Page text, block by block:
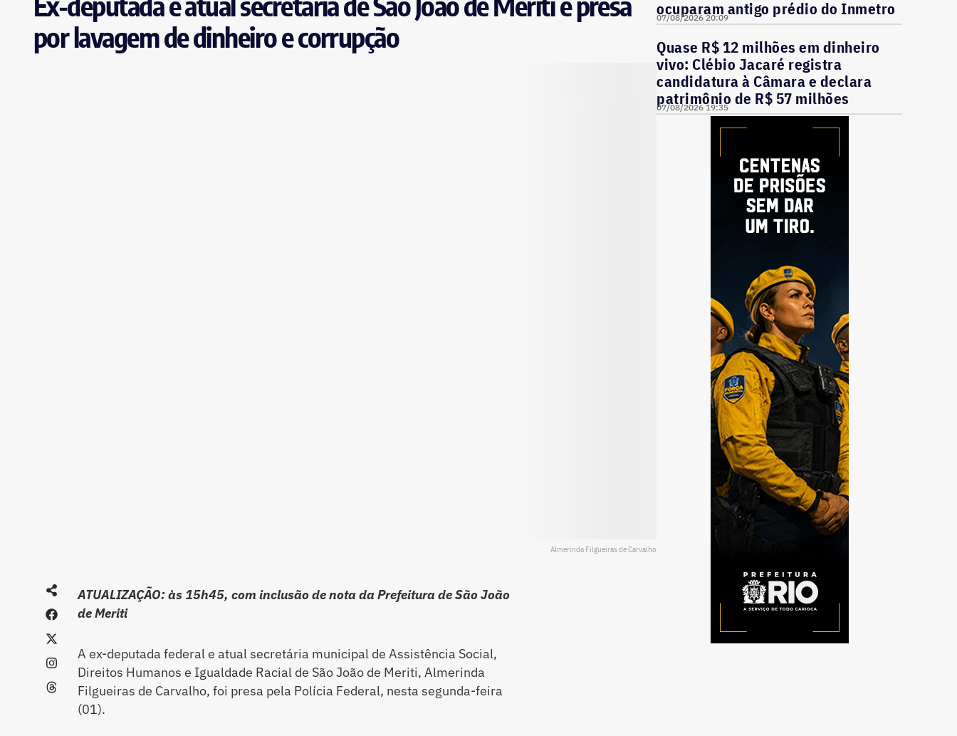
por lavagem de dinheiro e corrupção
Almerinda Filgueiras de Carvalho
ATUALIZAÇÃO: às 15h45, com inclusão de nota da Prefeitura de São João
de Meriti
A ex-deputada federal e atual secretária municipal de Assistência Social,
Direitos Humanos e Igualdade Racial de São João de Meriti, Almerinda
Filgueiras de Carvalho, foi presa pela Polícia Federal, nesta segunda-feira
(01).
ocuparam antigo prédio do Inmetro
07/08/2026 20:09
Quase R$ 12 milhões em dinheiro
vivo: Clébio Jacaré registra
candidatura à Câmara e declara
patrimônio de R$ 57 milhões
07/08/2026 19:35